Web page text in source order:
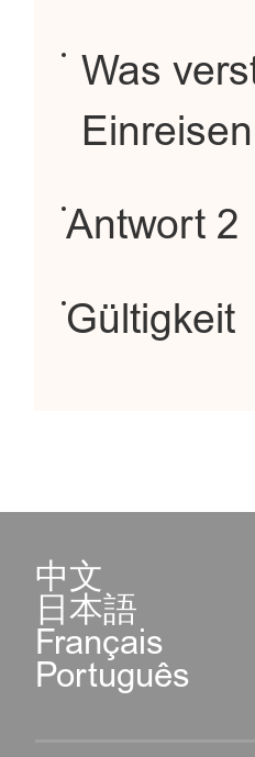
Was
Antwort 2
Gültigkeit
中文
日本語
Français
Português